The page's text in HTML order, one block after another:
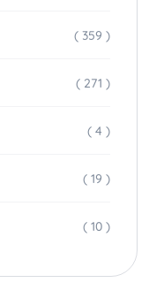
( 359 )
( 271 )
( 4 )
( 19 )
( 10 )